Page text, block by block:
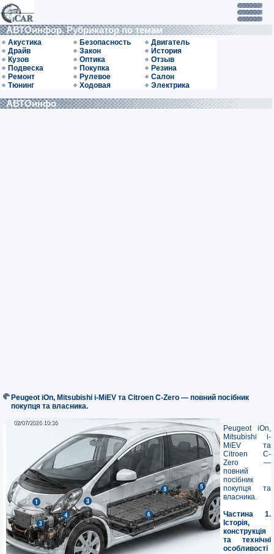
АВТОинфор. Рубрикатор по темам
Акустика Безопасность
Двигатель
Драйв
Закон
История
Кузов
Оптика
Отзыв
Подвеска
Покупка
Резина
Ремонт
Рулевое
Салон
Тюнинг
Ходовая Электрика
АВТОинфо
Peugeot iOn, Mitsubishi i-MiEV та Citroen C-Zero — повний посібник
покупця та власника.
02/07/2026 10:36
02/07/2026 10:36
Peugeot iOn,
Mitsubishi i-
MiEV та
Citroen C-
Zero —
повний
посібник
покупця та
власника.
Частина 1.
Історія,
конструкція
та технічні
особливості